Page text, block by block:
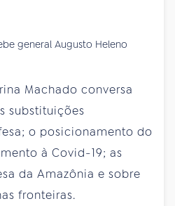
Machado conversa
substituições
o posicionamento do
à Covid-19; as
da Amazônia e sobre
fronteiras.